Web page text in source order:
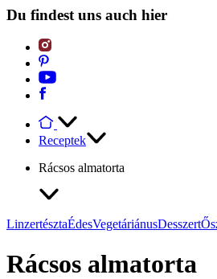
Du findest uns auch hier
Receptek
Rácsos almatorta
LinzertésztaÉdesVegetáriánusDesszert
Rácsos almatorta